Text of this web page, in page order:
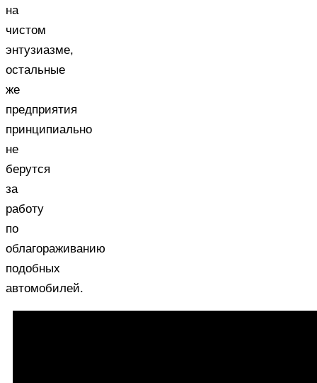
на
чистом
энтузиазме,
остальные
же
предприятия
принципиально
не
берутся
за
работу
по
облагораживанию
подобных
автомобилей.